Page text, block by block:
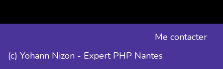
Me contacter
(c) Yohann Nizon - Expert PHP Nantes